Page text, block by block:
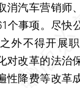
消汽车营销师
个事项。尽快
外不得开展
对改革的法治
性降费等改革